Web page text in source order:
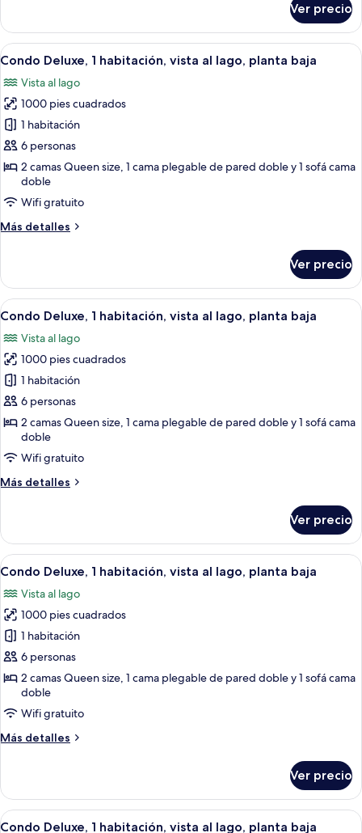
planta
baja
Deluxe,
habitación,
al
lago,
planta
baja
Ver precio
Abrir
todas
las
fotos
de
Condo
Deluxe,
habitación,
vista
al
planta
baja
Amplia sala de estar con chimenea,
15
Condo Deluxe, 1 habitación, vista al lago, planta baja
Vista al lago
1000 pies cuadrados
1 habitación
6 personas
2 camas Queen size, 1 cama plegable de pared doble y 1 sofá cama
doble
Wifi gratuito
Más detalles
Más
Deluxe,
habitación,
al
lago,
planta
baja
Ver precio
Abrir
todas
las
fotos
de
Condo
Deluxe,
habitación,
vista
al
planta
baja
Un dormitorio con dos camas, un
14
Condo Deluxe, 1 habitación, vista al lago, planta baja
Vista al lago
1000 pies cuadrados
1 habitación
6 personas
2 camas Queen size, 1 cama plegable de pared doble y 1 sofá cama
doble
Wifi gratuito
Más detalles
Más
Deluxe,
habitación,
al
lago,
planta
baja
Ver precio
Abrir
todas
las
fotos
de
Condo
Deluxe,
habitación,
vista
al
planta
baja
Una sala de estar con chimenea,
11
Condo Deluxe, 1 habitación, vista al lago, planta baja
Vista al lago
1000 pies cuadrados
1 habitación
6 personas
2 camas Queen size, 1 cama plegable de pared doble y 1 sofá cama
doble
Wifi gratuito
Más detalles
Más
Deluxe,
habitación,
Ver precio
Abrir
Una sala de estar con chimenea,
12
Condo Deluxe, 1 habitación, vista al lago, planta baja